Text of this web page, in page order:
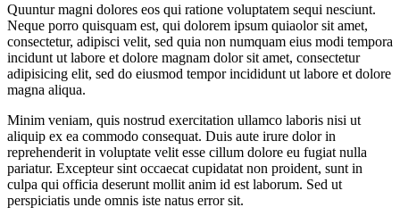
Quuntur magni dolores eos qui ratione voluptatem sequi nesciunt.
Neque porro quisquam est, qui dolorem ipsum quiaolor sit amet,
consectetur, adipisci velit, sed quia non numquam eius modi tempora
incidunt ut labore et dolore magnam dolor sit amet, consectetur
adipisicing elit, sed do eiusmod tempor incididunt ut labore et dolore
magna aliqua.
Minim veniam, quis nostrud exercitation ullamco laboris nisi ut
aliquip ex ea commodo consequat. Duis aute irure dolor in
reprehenderit in voluptate velit esse cillum dolore eu fugiat nulla
pariatur. Excepteur sint occaecat cupidatat non proident, sunt in
culpa qui officia deserunt mollit anim id est laborum. Sed ut
perspiciatis unde omnis iste natus error sit.